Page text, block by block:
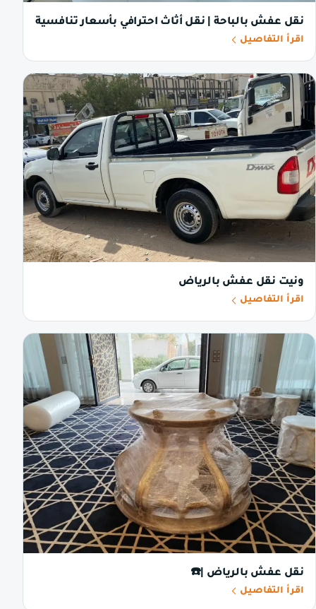
نقل عفش بالباحة | نقل أثاث احترافي بأسعار تنافسية
اقرأ التفاصيل
ونيت نقل عفش بالرياض
اقرأ التفاصيل
نقل عفش بالرياض |☎️
اقرأ التفاصيل